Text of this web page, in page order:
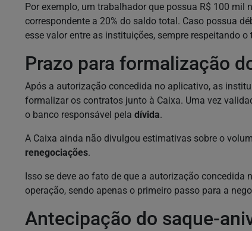
Por exemplo, um trabalhador que possua R$ 100 mil
correspondente a 20% do saldo total. Caso possua
esse valor entre as instituições, sempre respeitando
Prazo para formalização
Após a autorização concedida no aplicativo, as
formalizar os contratos junto à Caixa. Uma vez
o banco responsável pela dívida.
A Caixa ainda não divulgou estimativas sobre o
renegociações.
Isso se deve ao fato de que a autorização
operação, sendo apenas o primeiro passo para a
Antecipação do saque-